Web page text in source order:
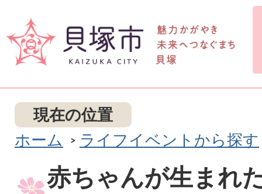
現在の位置
ホーム
ライフイベントから探す
赤ちゃんが生まれ